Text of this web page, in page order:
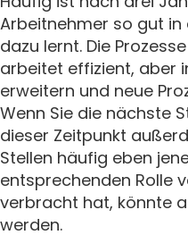
Arbeitnehmer so gut
dazu lernt. Die
arbeitet effizient, aber
erweitern und neue
Wenn Sie die nächste
dieser Zeitpunkt
Stellen häufig eben
entsprechenden Rolle
verbracht hat, könnte
werden.